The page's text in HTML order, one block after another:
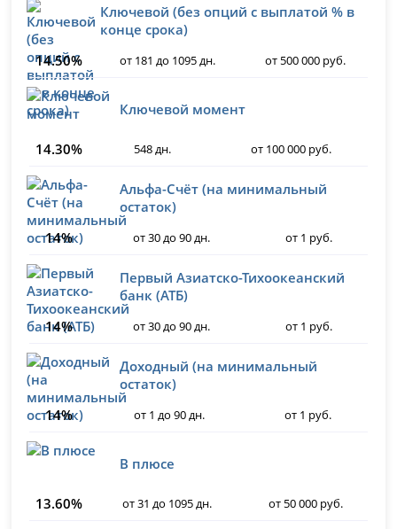
Ключевой (без опций с выплатой % в
конце срока)
14.50%
от 181 до 1095 дн. от 500 000 руб.
Ключевой момент
14.30% 548 дн. от 100 000 руб.
Альфа-Счёт (на минимальный
остаток)
14%
от 30 до 90 дн. от 1 руб.
Первый Азиатско-Тихоокеанский
банк (АТБ)
14%
от 30 до 90 дн. от 1 руб.
Доходный (на минимальный
остаток)
14%
от 1 до 90 дн. от 1 руб.
В плюсе
13.60% от 31 до 1095 дн. от 50 000 руб.